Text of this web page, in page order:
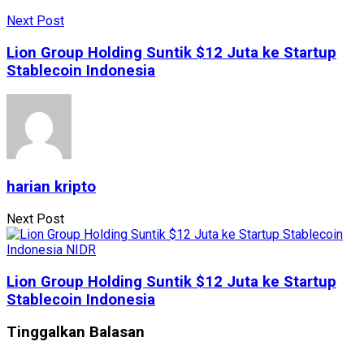
Next Post
Lion Group Holding Suntik $12 Juta ke Startup
Stablecoin Indonesia
harian kripto
Next Post
Lion Group Holding Suntik $12 Juta ke Startup
Stablecoin Indonesia
Tinggalkan Balasan